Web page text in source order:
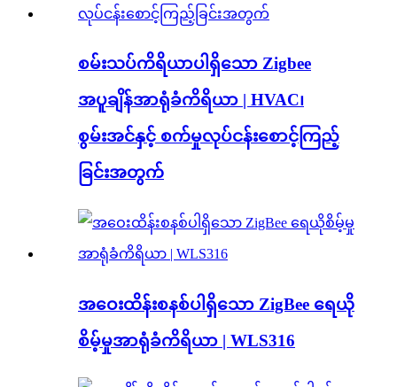
စမ်းသပ်ကိရိယာပါရှိသော Zigbee
အပူချိန်အာရုံခံကိရိယာ | HVAC၊
စွမ်းအင်နှင့် စက်မှုလုပ်ငန်းစောင့်ကြည့်
ခြင်းအတွက်
အဝေးထိန်းစနစ်ပါရှိသော ZigBee ရေယို
စိမ့်မှုအာရုံခံကိရိယာ | WLS316